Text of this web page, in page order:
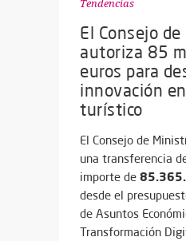
Tendencias
El Consejo
autoriza 85
euros para
innovación
turístico
El Consejo de
una transferencia
importe de
desde el
de Asuntos
Transformación